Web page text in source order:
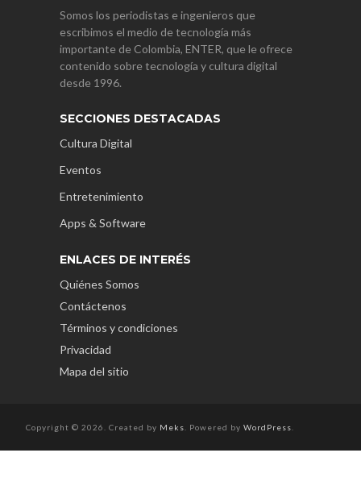
Somos los periodistas e ingenieros que
escribimos el medio de tecnología más
importante de Colombia, ENTER, que le ofrece
contenido sobre tecnología y cultura digital
desde 1996.
SECCIONES DESTACADAS
Cultura Digital
Eventos
Entretenimiento
Apps & Software
ENLACES DE INTERÉS
Quiénes Somos
Contáctenos
Términos y condiciones
Privacidad
Mapa del sitio
Copyright © 2026. Created by Meks . Powered by WordPress